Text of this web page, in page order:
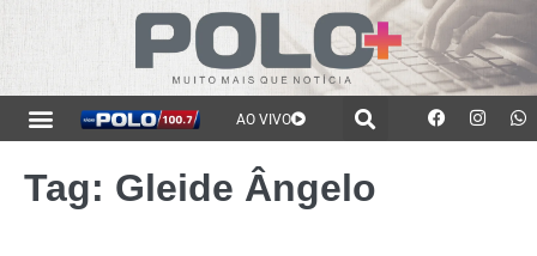
AO VIVO
Tag: Gleide Ângelo